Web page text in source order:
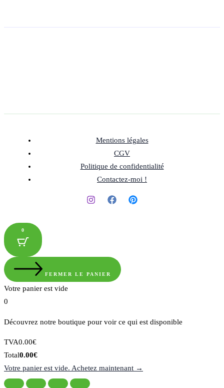
Mentions légales
CGV
Politique de confidentialité
Contactez-moi !
0
FERMER LE PANIER
Votre panier est vide
0
Découvrez notre boutique pour voir ce qui est disponible
Montant
de
la
taxe:
TVA0.00€
Total
du
panier:
Total0.00€
Votre panier est vide. Achetez maintenant →